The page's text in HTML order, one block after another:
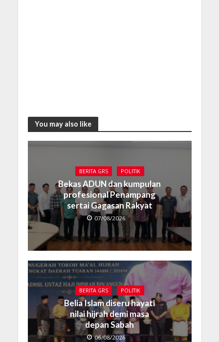
You may also like
BERITA GRS POLITIK
Bekas ADUN dan kumpulan
profesional Penampang
sertai Gagasan Rakyat
07/08/2026
BERITA GRS POLITIK
Belia Islam diseru hayati
nilai hijrah demi masa
depan Sabah
06/08/2026